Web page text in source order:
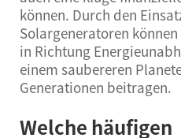
können. Durch den
Solargeneratoren
in Richtung
einem saubereren
Generationen beitragen.
Welche häufigen